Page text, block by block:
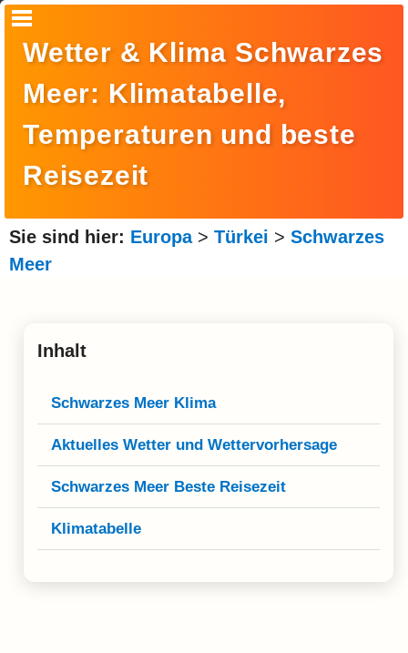
Amerika
Asien
Afrika
Ozeanien
Klima
Impressum & Datenschutz
Wetter & Klima Schwarzes
Meer: Klimatabelle,
Temperaturen und beste
Reisezeit
Sie sind hier: Europa> Türkei > Schwarzes
Meer
Inhalt
Schwarzes Meer Klima
Aktuelles Wetter und Wettervorhersage
Schwarzes Meer Beste Reisezeit
Klimatabelle